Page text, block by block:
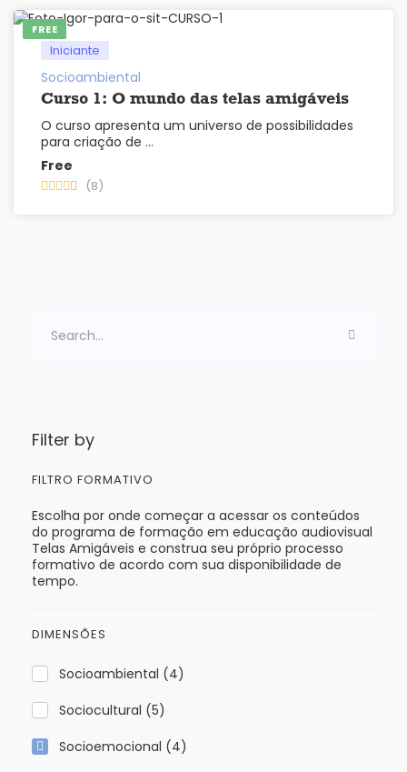
Filter by
FILTRO FORMATIVO
Escolha por onde começar a acessar os conteúdos
do programa de formação em educação audiovisual
Telas Amigáveis e construa seu próprio processo
formativo de acordo com sua disponibilidade de
tempo.
DIMENSÕES
Socioambiental (4)
Sociocultural (5)
Socioemocional (4)
FREE
Iniciante
Socioambiental
Curso 1: O mundo das telas amigáveis
O curso apresenta um universo de possibilidades
para criação de …
Free
(8)